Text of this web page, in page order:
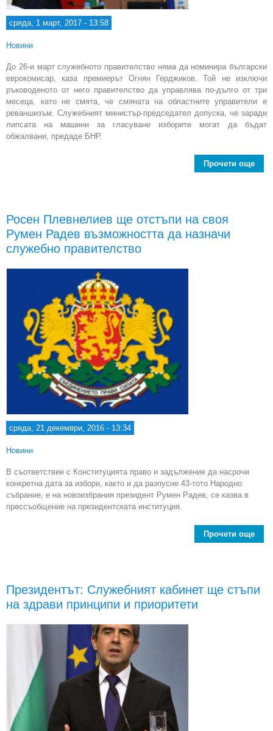
сряда, 1 март, 2017 - 13:58
Новини
До 26-и март служебното правителство няма да номинира български
еврокомисар, каза премиерът Огнян Герджиков. Той не изключи
ръководеното от него правителство да управлява по-дълго от три
месеца, като не смята, че смяната на областните управители е
реваншизъм. Служебният министър-председател допуска, че заради
липсата на машини за гласуване изборите могат да бъдат
обжалвани, предаде БНР.
Прочети още
Росен Плевнелиев ще отстъпи на своя
Румен Радев възможността да назначи
служебно правителство
сряда, 21 декември, 2016 - 13:34
Новини
В съответствие с Конституцията право и задължение да насрочи
конкретна дата за избори, както и да разпусне 43-тото Народно
събрание, е на новоизбрания президент Румен Радев, се казва в
прессъобщение на президентската институция.
Прочети още
Президентът: Служебният кабинет ще стъпи
на здрави принципи и приоритети